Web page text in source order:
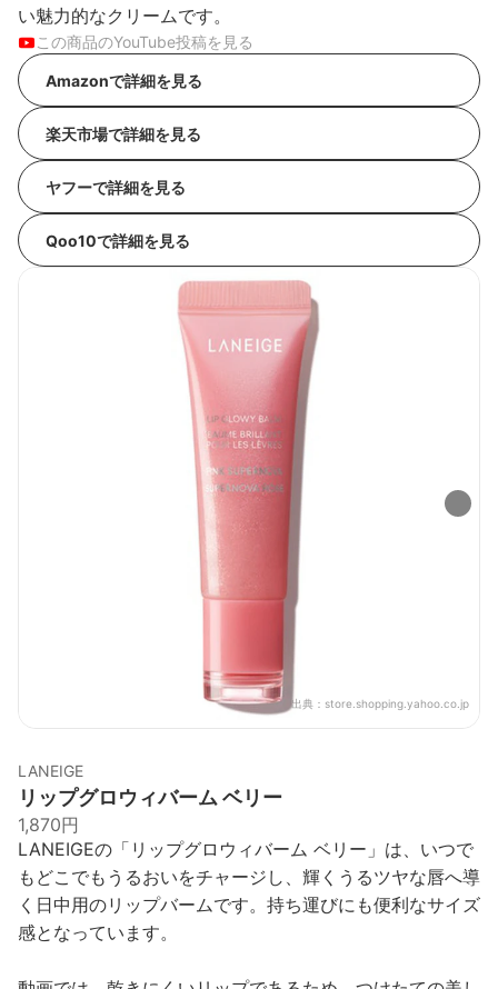
い魅力的なクリームです。
この商品のYouTube投稿を見る
Amazonで詳細を見る
楽天市場で詳細を見る
ヤフーで詳細を見る
Qoo10で詳細を見る
出典： store.shopping.yahoo.co.jp
LANEIGE
リップグロウィバーム ベリー
1,870円
LANEIGEの「リップグロウィバーム ベリー」は、いつで
もどこでもうるおいをチャージし、輝くうるツヤな唇へ導
く日中用のリップバームです。持ち運びにも便利なサイズ
感となっています。